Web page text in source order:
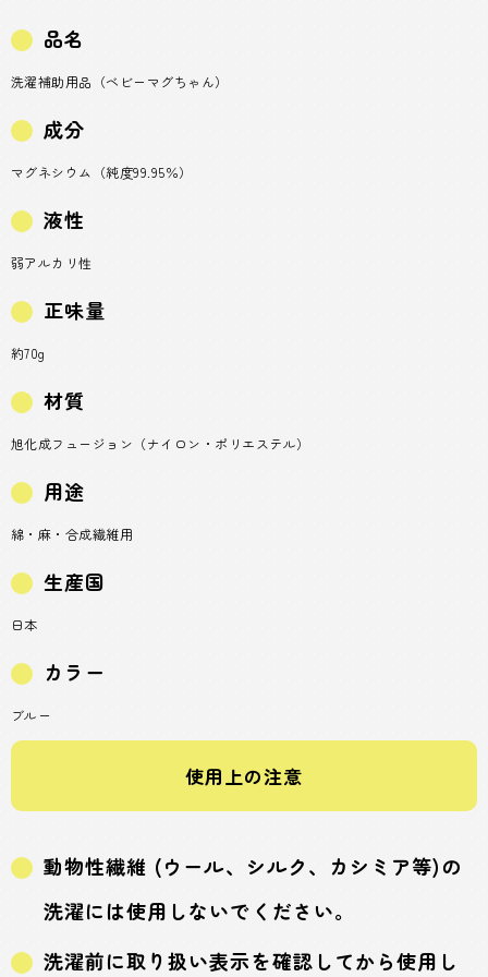
品名
洗濯補助用品（ベビーマグちゃん）
成分
マグネシウム（純度99.95％）
液性
弱アルカリ性
正味量
約70g
材質
旭化成フュージョン（ナイロン・ポリエステル）
用途
綿・麻・合成繊維用
生産国
日本
カラー
ブルー
使用上の注意
動物性繊維 (ウール、シルク、カシミア等)の
洗濯には使用しないでください。
洗濯前に取り扱い表示を確認してから使用し